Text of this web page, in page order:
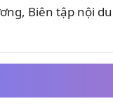
Biên tập nội